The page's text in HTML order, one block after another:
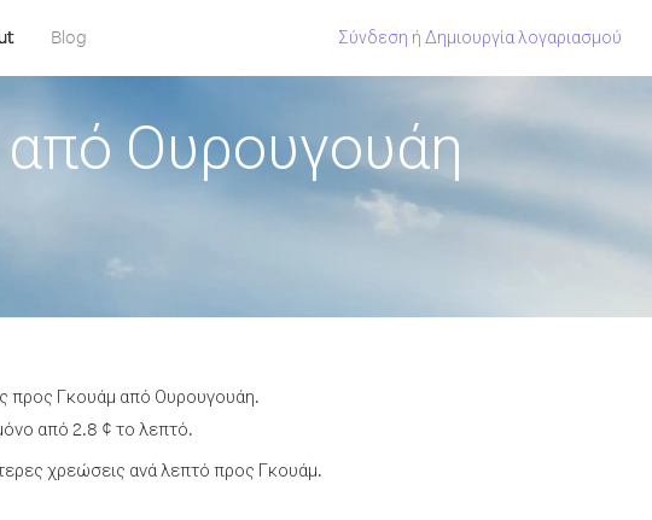
Blog Σύνδεση ή Δημιουργία λογαριασμού
Ουρουγουάη
προς Γκουάμ από Ουρουγουάη.
από 2.8 ¢ το λεπτό.
χρεώσεις ανά λεπτό προς Γκουάμ.